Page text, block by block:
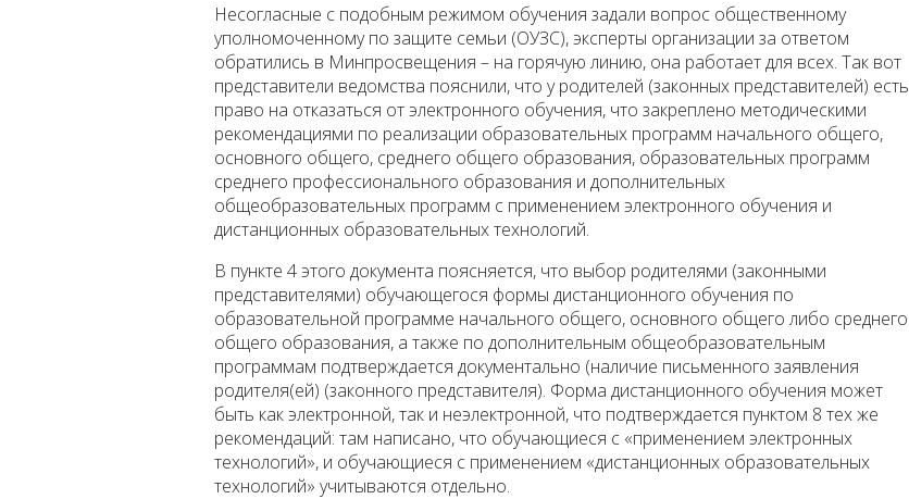
Несогласные с подобным режимом обучения задали вопрос общественному
уполномоченному по защите семьи (ОУЗС), эксперты организации за ответом
обратились в Минпросвещения – на горячую линию, она работает для всех. Так вот
представители ведомства пояснили, что у родителей (законных представителей) есть
право на отказаться от электронного обучения, что закреплено методическими
рекомендациями по реализации образовательных программ начального общего,
основного общего, среднего общего образования, образовательных программ
среднего профессионального образования и дополнительных
общеобразовательных программ с применением электронного обучения и
дистанционных образовательных технологий.
В пункте 4 этого документа поясняется, что выбор родителями (законными
представителями) обучающегося формы дистанционного обучения по
образовательной программе начального общего, основного общего либо среднего
общего образования, а также по дополнительным общеобразовательным
программам подтверждается документально (наличие письменного заявления
родителя(ей) (законного представителя). Форма дистанционного обучения может
быть как электронной, так и неэлектронной, что подтверждается пунктом 8 тех же
рекомендаций: там написано, что обучающиеся с «применением электронных
технологий», и обучающиеся с применением «дистанционных образовательных
технологий» учитываются отдельно.